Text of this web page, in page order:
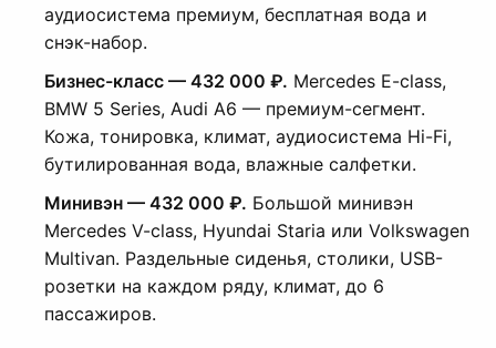
аудиосистема премиум, бесплатная вода и
снэк-набор.
Бизнес-класс — 432 000 ₽. Mercedes E-class,
BMW 5 Series, Audi A6 — премиум-сегмент.
Кожа, тонировка, климат, аудиосистема Hi-Fi,
бутилированная вода, влажные салфетки.
Минивэн — 432 000 ₽. Большой минивэн
Mercedes V-class, Hyundai Staria или Volkswagen
Multivan. Раздельные сиденья, столики, USB-
розетки на каждом ряду, климат, до 6
пассажиров.